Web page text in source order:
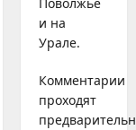
и на
Урале.
Комментарии
проходят